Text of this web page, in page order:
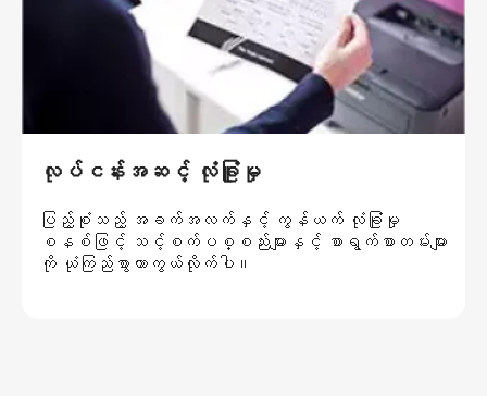
လုပ်ငန်းအဆင့် လုံခြူံမှု
ပြည့်စုံသည့် အခက်အလက်နှင့် ကွန်ယက် လုံခြုံမှု
စနစ်ဖြင့် သင့်စက်ပစ္စည်းများနှင့် စာရွက်စာတမ်းများ
ကို ယုံကြည်စွာကာကွယ်လိုက်ပါ။